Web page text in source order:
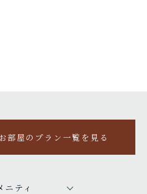
部屋のプラン一覧を見る
ニティ